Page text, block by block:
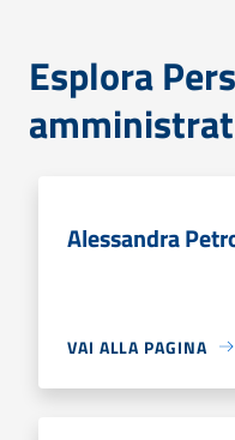
Esplora
Alessandra
VAI ALLA PAGINA